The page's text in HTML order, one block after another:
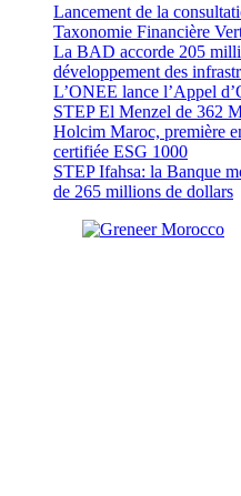
Lancement de la
Taxonomie Financière
La BAD accorde 205
développement des
L’ONEE lance l’Appel
STEP El Menzel de 362
Holcim Maroc, première
certifiée ESG 1000
STEP Ifahsa: la Banque
de 265 millions de dollars